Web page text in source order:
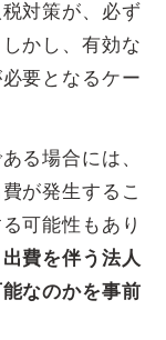
対策が、必ず
かし、有効な
要となるケー
る場合には、
が発生するこ
可能性もあり
出費を伴う法人
なのかを事前